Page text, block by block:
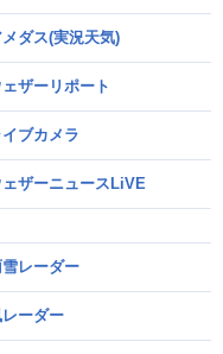
メダス(実況天気)
ェザーリポート
イブカメラ
ェザーニュースLiVE
レーダー
レーダー